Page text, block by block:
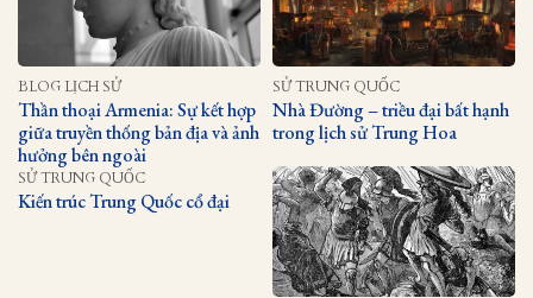
BLOG LỊCH SỬ
Thần thoại Armenia: Sự kết hợp
giữa truyền thống bản địa và ảnh
hưởng bên ngoài
SỬ TRUNG QUỐC
Nhà Đường – triều đại bất hạnh
trong lịch sử Trung Hoa
SỬ TRUNG QUỐC
Kiến trúc Trung Quốc cổ đại